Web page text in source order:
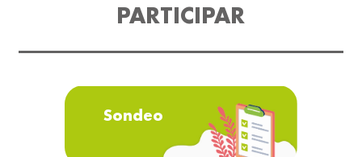
PARTICIPAR
Sondeo